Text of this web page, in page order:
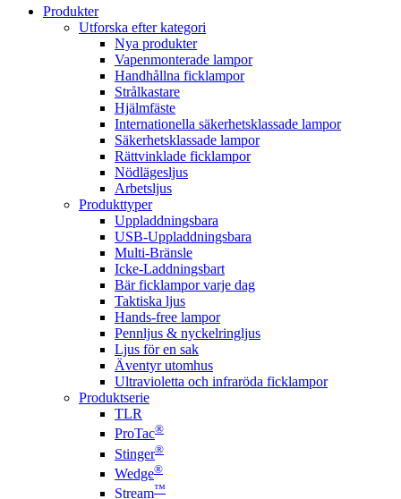
Produkter
Utforska efter kategori
Nya produkter
Vapenmonterade lampor
Handhållna ficklampor
Strålkastare
Hjälmfäste
Internationella säkerhetsklassade lampor
Säkerhetsklassade lampor
Rättvinklade ficklampor
Nödlägesljus
Arbetsljus
Produkttyper
Uppladdningsbara
USB-Uppladdningsbara
Multi-Bränsle
Icke-Laddningsbart
Bär ficklampor varje dag
Taktiska ljus
Hands-free lampor
Pennljus & nyckelringljus
Ljus för en sak
Äventyr utomhus
Ultravioletta och infraröda ficklampor
Produktserie
TLR
ProTac®
Stinger®
Wedge®
Stream™